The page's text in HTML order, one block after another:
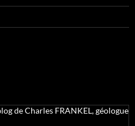
de Charles FRANKEL, géologue